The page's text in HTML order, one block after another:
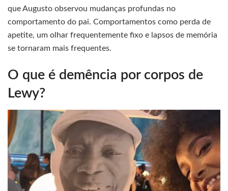
que Augusto observou mudanças profundas no
comportamento do pai. Comportamentos como perda de
apetite, um olhar frequentemente fixo e lapsos de memória
se tornaram mais frequentes.
O que é demência por corpos de
Lewy?